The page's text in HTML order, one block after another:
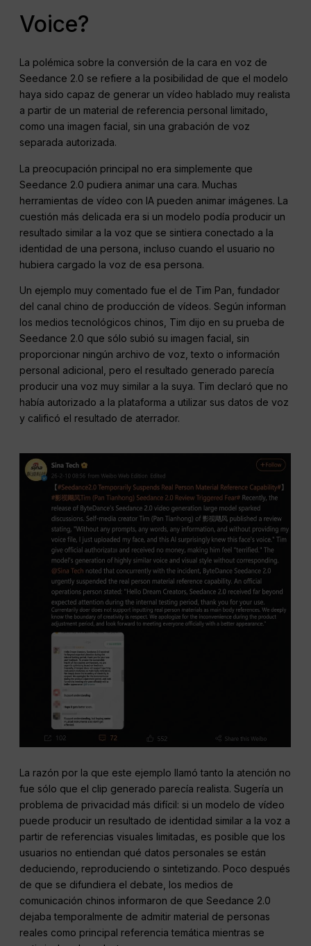
Voice?
La polémica sobre la conversión de la cara en voz de
Seedance 2.0 se refiere a la posibilidad de que el modelo
haya sido capaz de generar un vídeo hablado muy realista
a partir de un material de referencia personal limitado,
como una imagen facial, sin una grabación de voz
separada autorizada.
La preocupación principal no era simplemente que
Seedance 2.0 pudiera animar una cara. Muchas
herramientas de vídeo con IA pueden animar imágenes. La
cuestión más delicada era si un modelo podía producir un
resultado similar a la voz que se sintiera conectado a la
identidad de una persona, incluso cuando el usuario no
hubiera cargado la voz de esa persona.
Un ejemplo muy comentado fue el de Tim Pan, fundador
del canal chino de producción de vídeos. Según informan
los medios tecnológicos chinos, Tim dijo en su prueba de
Seedance 2.0 que sólo subió su imagen facial, sin
proporcionar ningún archivo de voz, texto o información
personal adicional, pero el resultado generado parecía
producir una voz muy similar a la suya. Tim declaró que no
había autorizado a la plataforma a utilizar sus datos de voz
y calificó el resultado de aterrador.
La razón por la que este ejemplo llamó tanto la atención no
fue sólo que el clip generado parecía realista. Sugería un
problema de privacidad más difícil: si un modelo de vídeo
puede producir un resultado de identidad similar a la voz a
partir de referencias visuales limitadas, es posible que los
usuarios no entiendan qué datos personales se están
deduciendo, reproduciendo o sintetizando. Poco después
de que se difundiera el debate, los medios de
comunicación chinos informaron de que Seedance 2.0
dejaba temporalmente de admitir material de personas
reales como principal referencia temática mientras se